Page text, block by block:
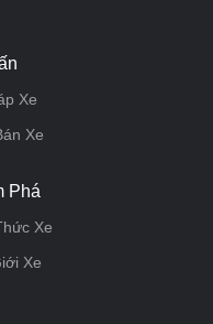
Xe
Xe
Phá
Xe
Xe